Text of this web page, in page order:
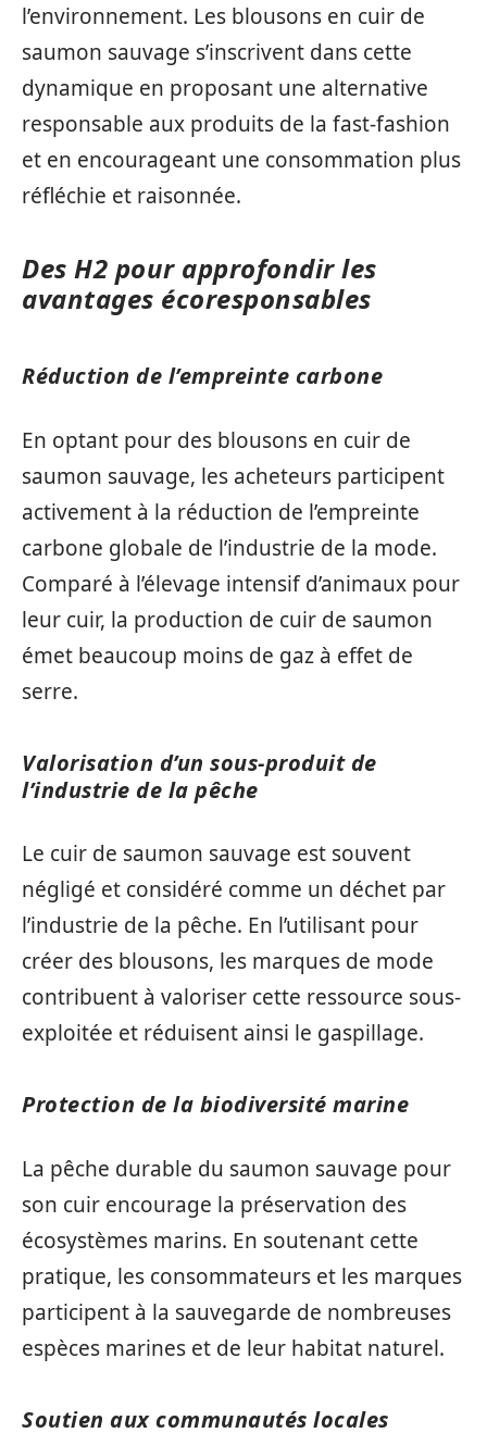
l’environnement. Les blousons en cuir de
saumon sauvage s’inscrivent dans cette
dynamique en proposant une alternative
responsable aux produits de la fast-fashion
et en encourageant une consommation plus
réfléchie et raisonnée.
Des H2 pour approfondir les
avantages écoresponsables
Réduction de l’empreinte carbone
En optant pour des blousons en cuir de
saumon sauvage, les acheteurs participent
activement à la réduction de l’empreinte
carbone globale de l’industrie de la mode.
Comparé à l’élevage intensif d’animaux pour
leur cuir, la production de cuir de saumon
émet beaucoup moins de gaz à effet de
serre.
Valorisation d’un sous-produit de
l’industrie de la pêche
Le cuir de saumon sauvage est souvent
négligé et considéré comme un déchet par
l’industrie de la pêche. En l’utilisant pour
créer des blousons, les marques de mode
contribuent à valoriser cette ressource sous-
exploitée et réduisent ainsi le gaspillage.
Protection de la biodiversité marine
La pêche durable du saumon sauvage pour
son cuir encourage la préservation des
écosystèmes marins. En soutenant cette
pratique, les consommateurs et les marques
participent à la sauvegarde de nombreuses
espèces marines et de leur habitat naturel.
Soutien aux communautés locales